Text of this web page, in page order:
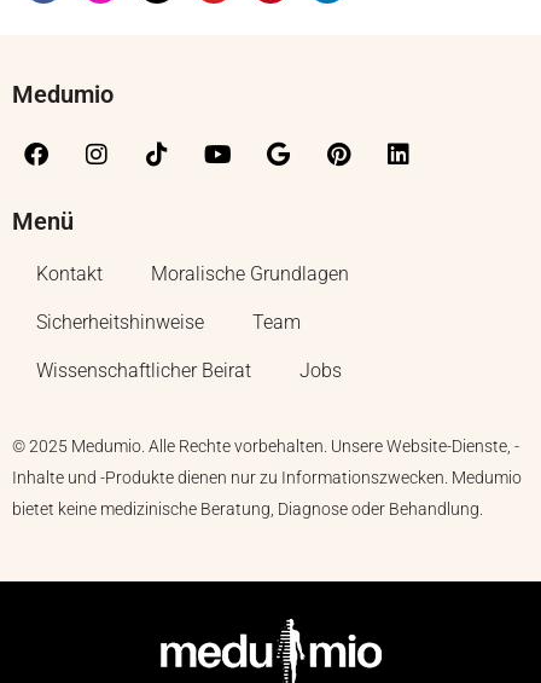
Medumio
Menü
Kontakt Moralische Grundlagen
Sicherheitshinweise Team
Wissenschaftlicher Beirat Jobs
© 2025 Medumio. Alle Rechte vorbehalten. Unsere Website-Dienste, -
Inhalte und -Produkte dienen nur zu Informationszwecken. Medumio
bietet keine medizinische Beratung, Diagnose oder Behandlung.